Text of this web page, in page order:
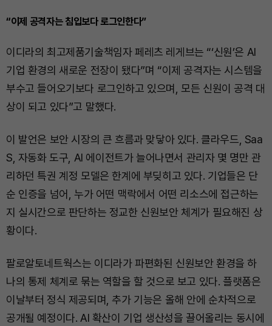
“이제 공격자는 침입보다 로그인한다”
이디라의 최고제품기술책임자 페레츠 레게브는 “‘신원’은 AI
기업 환경의 새로운 전장이 됐다”며 “이제 공격자는 시스템을
부수고 들어오기보다 로그인하고 있으며, 모든 신원이 공격 대
상이 되고 있다”고 말했다.
이 발언은 보안 시장의 큰 흐름과 맞닿아 있다. 클라우드, Saa
S, 자동화 도구, AI 에이전트가 늘어나면서 관리자 몇 명만 관
리하던 특권 계정 모델은 한계에 부딪히고 있다. 기업들은 단
순 인증을 넘어, 누가 어떤 맥락에서 어떤 리소스에 접근하는
지 실시간으로 판단하는 정교한 신원보안 체계가 필요해진 상
황이다.
팔로알토네트웍스는 이디라가 파편화된 신원보안 환경을 하
나의 통제 체계로 묶는 역할을 할 것으로 보고 있다. 플랫폼은
이날부터 정식 제공되며, 추가 기능은 올해 안에 순차적으로
공개될 예정이다. AI 확산이 기업 생산성을 끌어올리는 동시에